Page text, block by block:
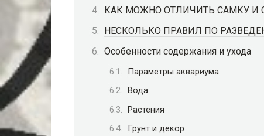
КАК МОЖНО ОТЛИЧИТЬ САМКУ И
НЕСКОЛЬКО ПРАВИЛ ПО
Особенности содержания и ухода
Параметры аквариума
Вода
Растения
Грунт и декор